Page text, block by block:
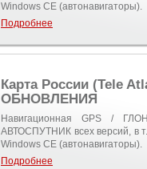
Windows CE (автонавигаторы).
Подробнее
Карта России (Tele
ОБНОВЛЕНИЯ
Навигационная GPS /
АВТОСПУТНИК всех версий, в
Windows CE (автонавигаторы).
Подробнее